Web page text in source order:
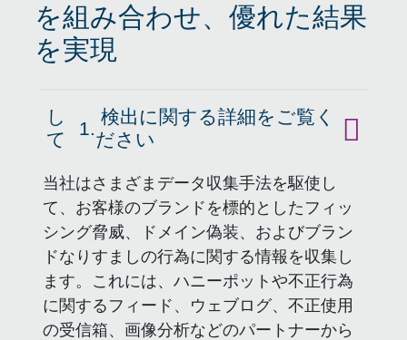
を組み合わせ、優れた結果
を実現
クリック
し
て
1.
検出に関する詳細をご覧く
ださい
当社はさまざまデータ収集手法を駆使し
て、お客様のブランドを標的としたフィッ
シング脅威、ドメイン偽装、およびブラン
ドなりすましの行為に関する情報を収集し
ます。これには、ハニーポットや不正行為
に関するフィード、ウェブログ、不正使用
の受信箱、画像分析などのパートナーから